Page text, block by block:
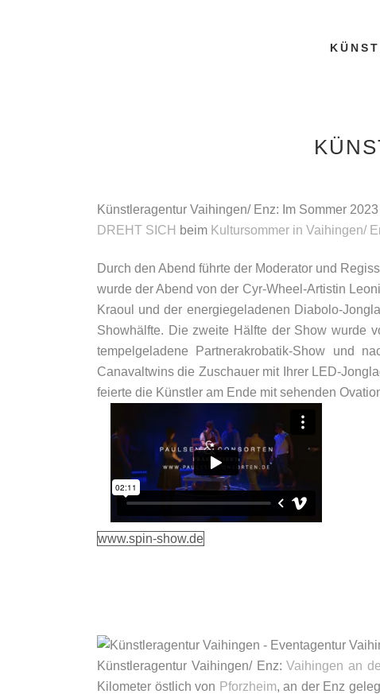
Künstleragentur Vaihingen/ Enz: Im Sommer
DREHT SICH beim Kultursommer in Vaihingen/
Durch den Abend führte der Moderator und
wurde der Abend von der Cyr-Wheel-Artistin
Kraoul und der energiegeladenen Diabolo-
Showhälfte. Die zweite Hälfte der Show wurde
tempelgeladene Partnerakrobatik-Show und
Canavaltwins die Zuschauer mit Ihrer LED-
feierte die Künstler am Ende mit sehenden
www.spin-show.de
Künstleragentur Vaihingen/ Enz:Vaihingen an
Kilometer östlich von Pforzheim, an der Enz